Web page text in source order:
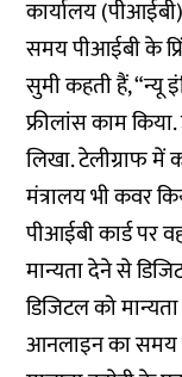
कार्यालय
समय पीआईबी के
सुमी कहती हैं,
फ्रीलांस काम
लिखा. टेलीग्राफ में
मंत्रालय भी कवर
पीआईबी कार्ड पर
मान्यता देने से
डिजिटल को
आनलाइन का समय